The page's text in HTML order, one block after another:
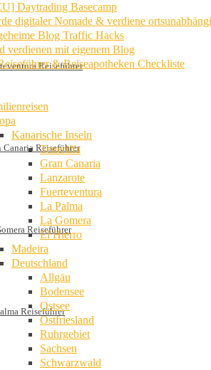
Reiseführer
Canaria Reiseführer
Reiseführer
Reiseführer
Daytrading Basecamp
digitaler Nomade & verdiene
Blog Traffic Hacks
verdienen mit eigenem Blog
& Reiseapotheken Checkliste
Kanarische Inseln
Teneriffa
Gran Canaria
Lanzarote
Fuerteventura
La Palma
La Gomera
El Hierro
Madeira
Deutschland
Allgäu
Bodensee
Ostsee
Ostfriesland
Ruhrgebiet
Sachsen
Schwarzwald